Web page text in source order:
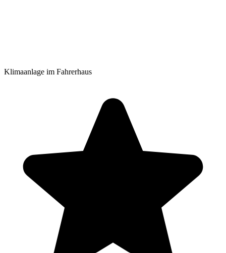
Klimaanlage im Fahrerhaus